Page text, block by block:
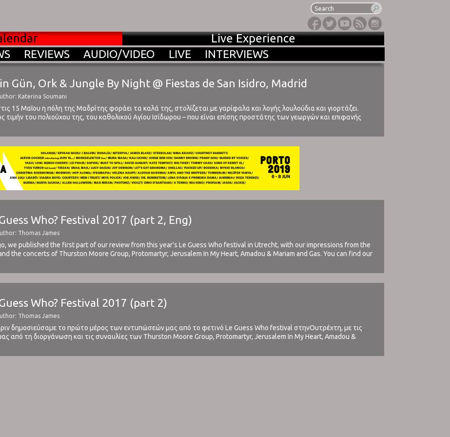
Live Experience
REVIEWS AUDIO/VIDEO LIVE INTERVIEWS
Gün, Ork & Jungle By Night @ Fiestas de San Isidro, Madrid
Katerina Soumani
15 Μαΐου η πόλη της Μαδρίτης φοράει τα καλά της, στολίζεται με γαρίφαλα και λογής λουλούδια και γιορτάζει.
τιμήν του πολιούχου της, του καθολικού Αγίου Ισίδωρου – που είναι επίσης προστάτης των γεωργών και επιφανής
Who? Festival 2017 (part 2, Eng)
Thomas James
we published the first part of our review from this year's Le Guess Who festival in Utrecht, with our impressions from the
the concerts of Thurston Moore Group, Protomartyr, Jerusalem In My Heart, Amadou & Mariam and Gas. You can find our
Who? Festival 2017 (part 2)
Thomas James
δημοσιεύσαμε το πρώτο μέρος των εντυπώσεών μας από το φετινό Le Guess Who festival στηνΟυτρέχτη, με τις
από τη διοργάνωση και τις συναυλίες των Thurston Moore Group, Protomartyr, Jerusalem In My Heart, Amadou &